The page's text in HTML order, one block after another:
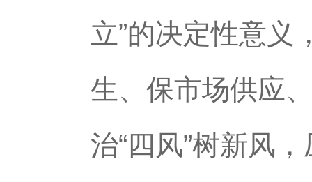
立”的决定性意义
生、保市场供应
治“四风”树新风